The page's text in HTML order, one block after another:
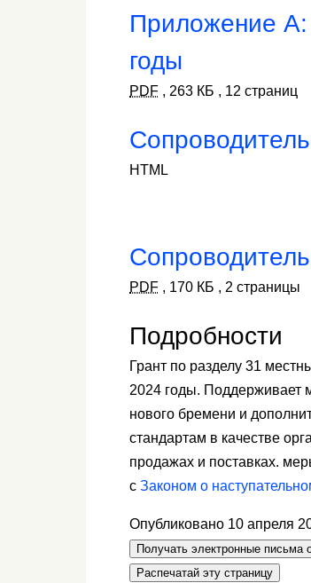
Приложение A:
годы
PDF , 263 КБ , 12 страниц
HTML
PDF , 170 КБ , 2 страницы
Подробности
Грант по разделу 31
2024 годы. Поддерживает
нового бремени и
стандартам в качестве
продажах и поставках.
с Законом о
Опубликовано 10 апреля
Получать электронные письма
Распечатай эту страницу